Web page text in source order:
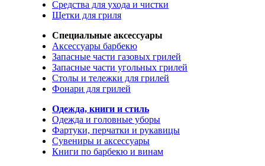
Средства для ухода и чистки
Щетки для гриля
Специальные аксессуары
Аксессуары барбекю
Запасные части газовых грилей
Запасные части угольных грилей
Столы и тележки для грилей
Фонари для грилей
Одежда, книги и стиль
Одежда и головные уборы
Фартуки, перчатки и рукавицы
Сувениры и аксессуары
Книги по барбекю и винам